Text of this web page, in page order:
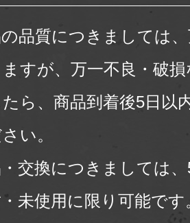
品質につきましては
すが、万一不良・破
たら、商品到着後5日以
い。
交換につきましては
未使用に限り可能です